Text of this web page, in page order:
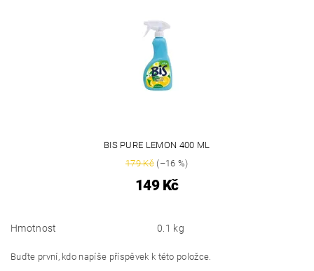
BIS PURE LEMON 400 ML
179 Kč(–16 %)
149 Kč
Hmotnost 0.1 kg
Buďte první, kdo napíše příspěvek k této položce.